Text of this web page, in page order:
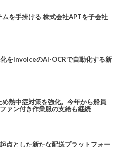
を手掛ける 株式会社APTを子会社
をInvoiceのAI-OCRで自動化する新
熱中症対策を強化。今年から船員
ァン付き作業服の支給も継続
点とした新たな配送プラットフォー